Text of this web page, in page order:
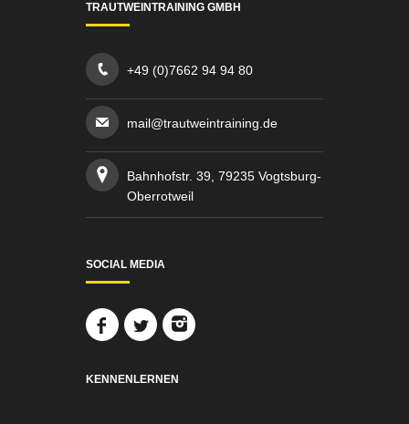
TRAUTWEINTRAINING GMBH
+49 (0)7662 94 94 80
mail@trautweintraining.de
Bahnhofstr. 39, 79235 Vogtsburg-
Oberrotweil
SOCIAL MEDIA
KENNENLERNEN